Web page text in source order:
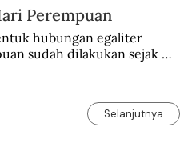
Perempuan
hubungan egaliter
sudah dilakukan sejak
Selanjutnya